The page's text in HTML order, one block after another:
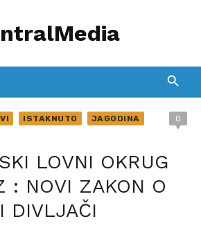
ISTAKNUTO
JAGODINA
0
LOVNI OKRUG
: NOVI ZAKON O
DIVLJAČI